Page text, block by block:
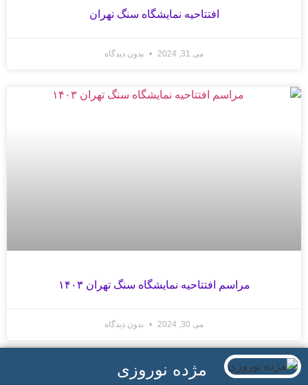
افتتاحیه نمایشگاه سنگ تهران
می 31, 2024 بدون دیدگاه
مراسم افتتاحیه نمایشگاه سنگ تهران ۱۴۰۳
می 30, 2024 بدون دیدگاه
مژده نوروزی